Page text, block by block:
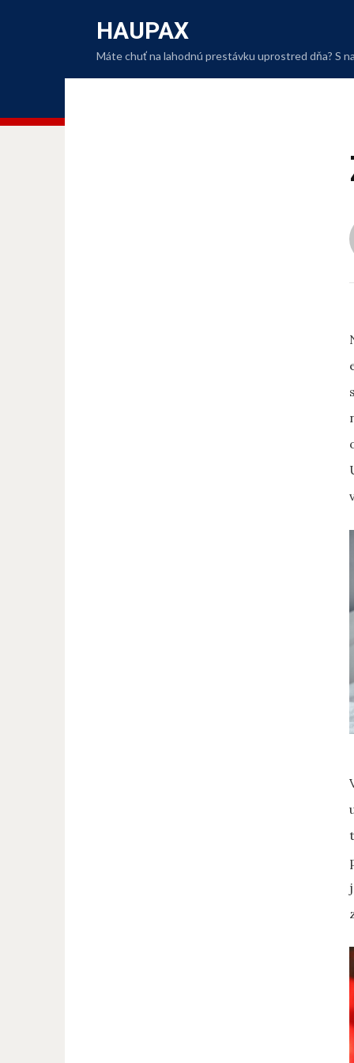
HAUPAX
Máte chuť na lahodnú prestávku uprostred dňa? S